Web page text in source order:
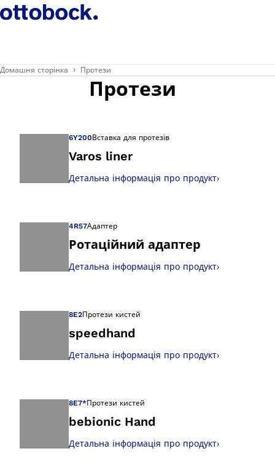
Домашня сторінка Протези
Протези
6Y200 Вставка для протезів
Varos liner
Детальна інформація про продукт›
4R57Адаптер
Ротаційний адаптер
Детальна інформація про продукт›
8E2Протези кистей
speedhand
Детальна інформація про продукт›
8E7*Протези кистей
bebionic Hand
Детальна інформація про продукт›